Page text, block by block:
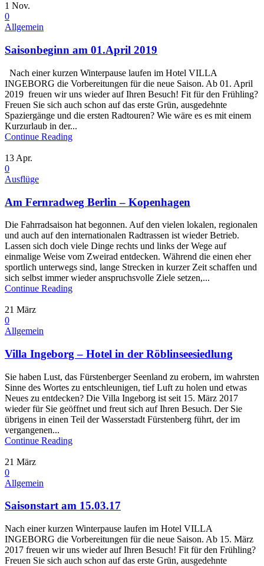
1 Nov.
0
Allgemein
Saisonbeginn am 01.April 2019
Nach einer kurzen Winterpause laufen im Hotel VILLA
INGEBORG die Vorbereitungen für die neue Saison. Ab 01. April
2019 freuen wir uns wieder auf Ihren Besuch! Fit für den Frühling?
Freuen Sie sich auch schon auf das erste Grün, ausgedehnte
Spaziergänge und die ersten Radtouren? Wie wäre es es mit einem
Kurzurlaub in der...
Continue Reading
13 Apr.
0
Ausflüge
Am Fern­rad­weg Berlin – Kopen­hagen
Die Fahrradsaison hat begonnen. Auf den vielen lokalen, regionalen
und auch auf den internationalen Radtrassen ist wieder Betrieb.
Lassen sich doch viele Dinge rechts und links der Wege auf
einmalige Weise vom Zweirad entdecken. Während die einen eher
sportlich unterwegs sind, lange Strecken in kurzer Zeit schaffen und
sich selbst immer wieder anspruchsvolle Ziele setzen,...
Continue Reading
21 März
0
Allgemein
Villa Ingeborg – Hotel in der Röblinseesiedlung
Sie haben Lust, das Fürstenberger Seenland zu erobern, im wahrsten
Sinne des Wortes zu entschleunigen, tief Luft zu holen und etwas
Neues zu entdecken? Die Villa Ingeborg ist seit 15. März 2017
wieder für Sie geöffnet und freut sich auf Ihren Besuch. Der Sie
übrigens in einen Teil der Wasserstadt Fürstenberg führt, der im
vergangenen...
Continue Reading
21 März
0
Allgemein
Saisonstart am 15.03.17
Nach einer kurzen Winterpause laufen im Hotel VILLA
INGEBORG die Vorbereitungen für die neue Saison. Ab 15. März
2017 freuen wir uns wieder auf Ihren Besuch! Fit für den Frühling?
Freuen Sie sich auch schon auf das erste Grün, ausgedehnte